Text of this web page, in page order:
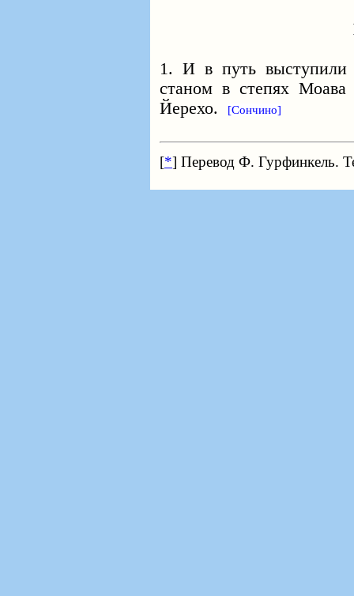
1. И в путь выступили
станом в степях
Йерехо.
[Сончино]
[*] Перевод Ф. Гурфинкель.